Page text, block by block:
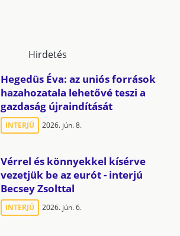
Hirdetés
Hegedüs Éva: az uniós források
hazahozatala lehetővé teszi a
gazdaság újraindítását
INTERJÚ 2026. jún. 8.
Vérrel és könnyekkel kísérve
vezetjük be az eurót - interjú
Becsey Zsolttal
INTERJÚ 2026. jún. 6.